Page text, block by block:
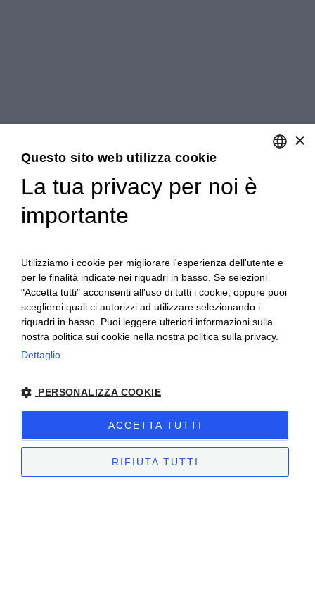
Ceretto Aziende Vitivinicole S.r.l. | Strada
Cassiano, 34 | 12051 Alba (CN) | Tel.
+39.0173.282582 |ceretto@ceretto.com
Visite: Tel. +39 0173 268033 |
visit@ceretto.com
×
Questo sito web utilizza cookie
La tua privacy per noi è
importante
Utilizziamo i cookie per migliorare l'esperienza dell'utente e
per le finalità indicate nei riquadri in basso. Se selezioni
"Accetta tutti" acconsenti all'uso di tutti i cookie, oppure puoi
sceglierei quali ci autorizzi ad utilizzare selezionando i
riquadri in basso. Puoi leggere ulteriori informazioni sulla
nostra politica sui cookie nella nostra politica sulla privacy.
Dettaglio
PERSONALIZZA COOKIE
ACCETTA TUTTI
RIFIUTA TUTTI